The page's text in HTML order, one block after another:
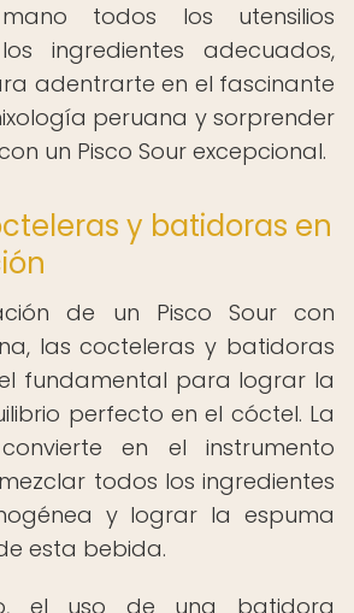
todos los utensilios
ingredientes adecuados,
adentrarte en el fascinante
peruana y sorprender
un Pisco Sour excepcional.
y batidoras en
de un Pisco Sour con
las cocteleras y batidoras
fundamental para lograr la
perfecto en el cóctel. La
en el instrumento
todos los ingredientes
y lograr la espuma
esta bebida.
el uso de una batidora